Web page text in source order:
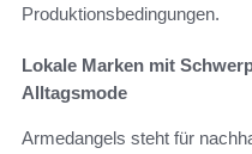
Produktionsbedingungen.
Lokale Marken mit
Alltagsmode
Armedangels steht für